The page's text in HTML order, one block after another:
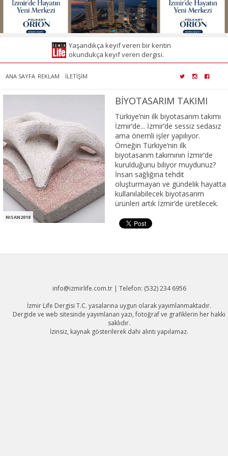
Yaşandıkça keyif veren bir kentin
okundukça keyif veren dergisi.
ANA SAYFA REKLAM İLETİŞİM
NISAN2018
BİYOTASARIM TAKIMI
Türkiye’nin ilk biyotasarım takımı
İzmir’de... İzmir’de sessiz sedasız
ama önemli işler yapılıyor.
Örneğin Türkiye’nin ilk
biyotasarım takımının İzmir’de
kurulduğunu biliyor muydunuz?
İnsan sağlığına tehdit
oluşturmayan ve gündelik hayatta
kullanılabilecek biyotasarım
ürünleri artık İzmir’de üretilecek.
info@izmirlife.com.tr | Telefon: (532) 234 6956
İzmir Life Dergisi T.C. yasalarına uygun olarak yayımlanmaktadır.
Dergide ve web sitesinde yayımlanan yazı, fotoğraf ve grafiklerin her hakkı
saklıdır.
İzinsiz, kaynak gösterilerek dahi alıntı yapılamaz.